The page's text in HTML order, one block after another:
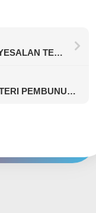
REGRETTING YOU (2025) – PENYESALAN TERKADANG TAK SELALU DATANG TERLAMBAT
BLACK PHONE 2 (2025) – MISTERI PEMBUNUHAN BERANTAI DENGAN ELEMEN SUPRANATURAL KEMBALI BERLANJUT